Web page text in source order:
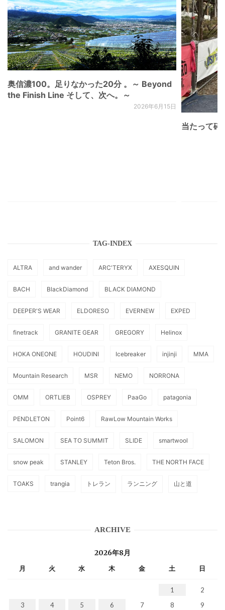
奥信濃100。足りなかった20分 。～ Beyond
the Finish Line そして、次へ。～
2026年6月15日
当たって砕
TAG-INDEX
ALTRA and wander ARC'TERYX AXESQUIN
BACH BlackDiamond BLACK DIAMOND
DEEPER'S WEAR ELDORESO EVERNEW EXPED
finetrack GRANITE GEAR GREGORY Helinox
HOKA ONEONE HOUDINI Icebreaker injinji MMA
Mountain Research MSR NEMO NORRONA
OMM ORTLIEB OSPREY PaaGo patagonia
PENDLETON Point6 RawLow Mountain Works
SALOMON SEA TO SUMMIT SLIDE smartwool
snow peak STANLEY Teton Bros. THE NORTH FACE
TOAKS trangia トレラン ランニング 山と道
ARCHIVE
2026年8月
月 火 水 木 金 土 日
1
2
3
4 5 6 7 8 9